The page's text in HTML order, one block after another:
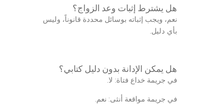
هل يشترط إثبات وعد الزواج؟
نعم، ويجب إثباته بوسائل محددة قانوناً، وليس
بأي دليل.
هل يمكن الإدانة بدون دليل كتابي؟
في جريمة خداع فتاة: لا.
في جريمة مواقعة أنثى: نعم.